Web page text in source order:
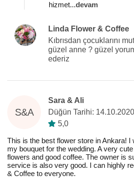
hizmet...devam
Linda Flower & Coffee
Kıbrısdan çocuklarını
güzel anne ? güzel
ederiz
S&A
Sara & Ali
Düğün Tarihi: 14.10.2020
5,0
This is the best flower store in Ankara!
my bouquet for the wedding. A very
flowers and good coffee. The owner is
service is also very good. I can highly
& Coffee to everyone.